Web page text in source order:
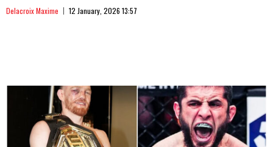
Delacroix Maxime 12 January, 2026 13:57